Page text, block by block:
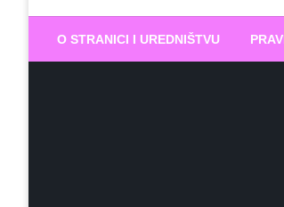
Biram
O STRANICI I UREDNIŠTVU